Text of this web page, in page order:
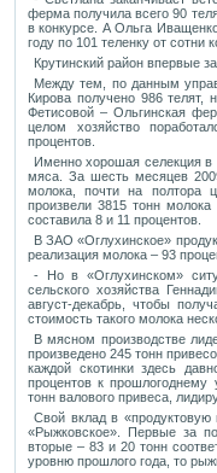
ферма получила всего 90
в конкурсе. А Ольга
году по 101 теленку от сотни
Крутинский район впервые
Между тем, по данным
Кирова получено 986 телят,
Фетисовой – Ольгинская
целом хозяйство
процентов.
Именно хорошая селекция в
мяса. За шесть месяцев
молока, почти на полтора
произвели 3815 тонн
составила 8 и 11 процентов.
В ЗАО «Оглухинское»
реализация молока – 93
- Но в «Оглухинском»
сельского хозяйства
август-декабрь, чтобы
стоимость такого молока
В мясном производстве
произведено 245 тонн
каждой скотинки здесь
процентов к прошлогоднему
тонн валового привеса,
Свой вклад в
«Рыжковское». Первые за
вторые – 83 и 20 тонн
уровню прошлого года, то